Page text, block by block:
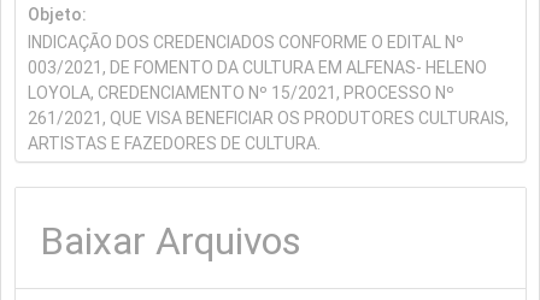
Objeto:
INDICAÇÃO DOS CREDENCIADOS CONFORME O EDITAL Nº
003/2021, DE FOMENTO DA CULTURA EM ALFENAS- HELENO
LOYOLA, CREDENCIAMENTO Nº 15/2021, PROCESSO Nº
261/2021, QUE VISA BENEFICIAR OS PRODUTORES CULTURAIS,
ARTISTAS E FAZEDORES DE CULTURA.
Baixar Arquivos